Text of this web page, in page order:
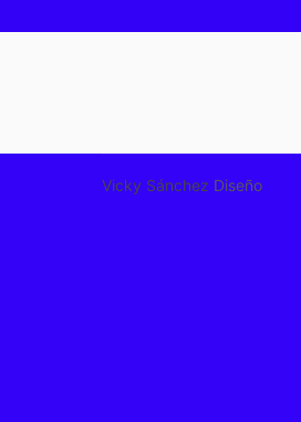
Vicky Sánchez Diseño